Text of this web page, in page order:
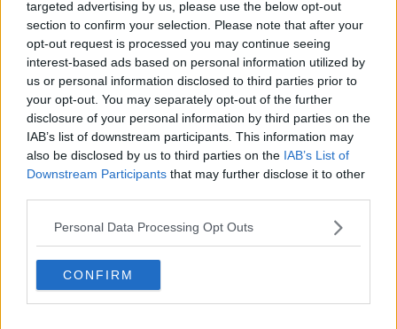
targeted advertising by us, please use the below opt-out
section to confirm your selection. Please note that after your
opt-out request is processed you may continue seeing
interest-based ads based on personal information utilized by
us or personal information disclosed to third parties prior to
your opt-out. You may separately opt-out of the further
disclosure of your personal information by third parties on the
IAB’s list of downstream participants. This information may
also be disclosed by us to third parties on the IAB’s List of
Downstream Participants that may further disclose it to other
Personal Data Processing Opt Outs
CONFIRM
Non c’è mai stata una vera comunicazione, ci sentivamo quasi
isolati dal resto della città.
Quali sono due spettacoli che ricordi con più piacere ?
Il mio spettacolo sul Faust e il Minimacbeth. Vale la pena ricordare
anche “Il diario di un curato di campagna” che nasceva
direttamente dalla sceneggiatura del film di Bresson.
Quale consiglio puoi dare ad un giovane che vuol fare teatro?
Per fare teatro bisogna essere molto curiosi e leggere numerosi
libri. Viaggiare e aprirsi al mondo fantastico, all’avventura. Questo
Come è il rapporto sulla scena con Giovanna Daddi che è
anche la tua compagna nella vita ?
E’ stato molto semplice, è nato un rapporto di assoluta complicità.
Insieme abbiamo cercato nel mondo tracce di teatro: dai riti magici